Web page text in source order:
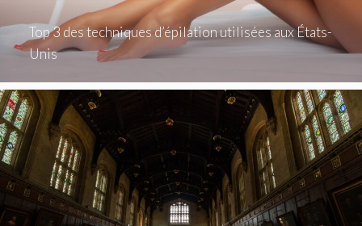
Top 3 des techniques d’épilation utilisées aux États-
Unis